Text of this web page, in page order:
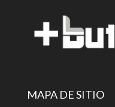
MAPA DE SITIO